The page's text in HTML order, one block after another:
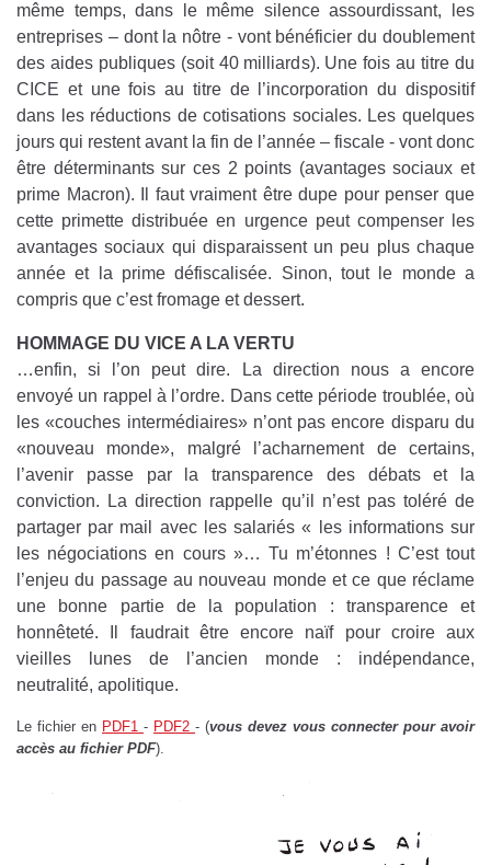
même temps, dans le même silence assourdissant, les
entreprises – dont la nôtre - vont bénéficier du doublement
des aides publiques (soit 40 milliards). Une fois au titre du
CICE et une fois au titre de l’incorporation du dispositif
dans les réductions de cotisations sociales. Les quelques
jours qui restent avant la fin de l’année – fiscale - vont donc
être déterminants sur ces 2 points (avantages sociaux et
prime Macron). Il faut vraiment être dupe pour penser que
cette primette distribuée en urgence peut compenser les
avantages sociaux qui disparaissent un peu plus chaque
année et la prime défiscalisée. Sinon, tout le monde a
compris que c’est fromage et dessert.
HOMMAGE DU VICE A LA VERTU
…enfin, si l’on peut dire. La direction nous a encore
envoyé un rappel à l’ordre. Dans cette période troublée, où
les «couches intermédiaires» n’ont pas encore disparu du
«nouveau monde», malgré l’acharnement de certains,
l’avenir passe par la transparence des débats et la
conviction. La direction rappelle qu’il n’est pas toléré de
partager par mail avec les salariés « les informations sur
les négociations en cours »… Tu m’étonnes ! C’est tout
l’enjeu du passage au nouveau monde et ce que réclame
une bonne partie de la population : transparence et
honnêteté. Il faudrait être encore naïf pour croire aux
vieilles lunes de l’ancien monde : indépendance,
neutralité, apolitique.
Le fichier en PDF1 - PDF2 - (vous devez vous connecter pour avoir
accès au fichier PDF).